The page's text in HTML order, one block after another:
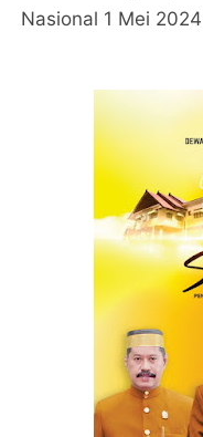
Nasional 1 Mei 2024